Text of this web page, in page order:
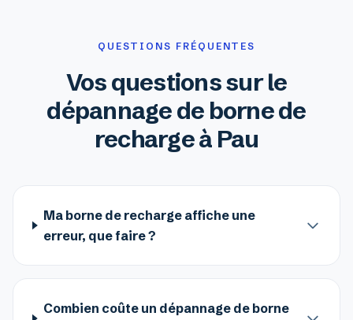
QUESTIONS FRÉQUENTES
Vos questions sur le
dépannage de borne de
recharge à Pau
Ma borne de recharge affiche une
erreur, que faire ?
Combien coûte un dépannage de borne